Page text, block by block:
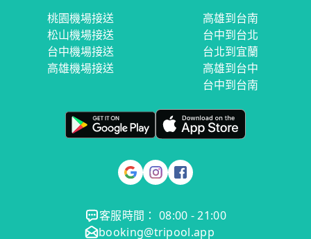
桃園機場接送
松山機場接送
台中機場接送
高雄機場接送
高雄到台南
台中到台北
台北到宜蘭
高雄到台中
台中到台南
客服時間： 08:00 - 21:00
booking@tripool.app